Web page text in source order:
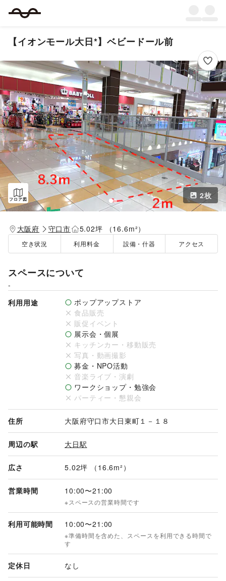
【イオンモール大日*】ベビードール前
フロア図 2枚
大阪府 守口市 5.02坪 （16.6m²）
空き状況 利用料金 設備・什器 アクセス
スペースについて
-
利用用途
ポップアップストア
食品販売
販促イベント
展示会・個展
キッチンカー・移動販売
写真・動画撮影
募金・NPO活動
音楽ライブ・演劇
ワークショップ・勉強会
パーティー・懇親会
住所 大阪府守口市大日東町１－１８
周辺の駅 大日駅
広さ 5.02坪 （16.6m²）
営業時間 10:00〜21:00
※スペースの営業時間です
利用可能時間 10:00〜21:00
※準備時間を含めた、スペースを利用できる時間で
す
定休日 なし